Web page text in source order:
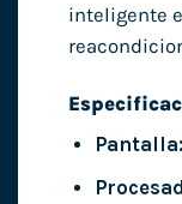
inteligente
Pantalla: